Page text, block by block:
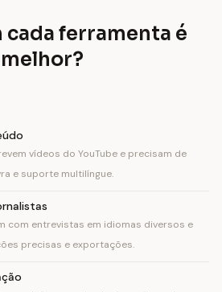
cada ferramenta é
melhor?
vídeos do YouTube e precisam de
e suporte multilíngue.
com entrevistas em idiomas diversos e
precisas e exportações.